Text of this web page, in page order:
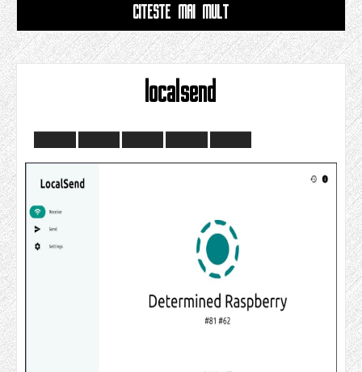
CITESTE MAI MULT
localsend